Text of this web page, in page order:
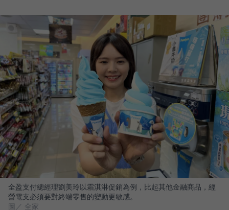
全盈支付總經理劉美玲以霜淇淋促銷為例，比起其他金融商品，經
營電支必須要對終端零售的變動更敏感。
圖／ 全家